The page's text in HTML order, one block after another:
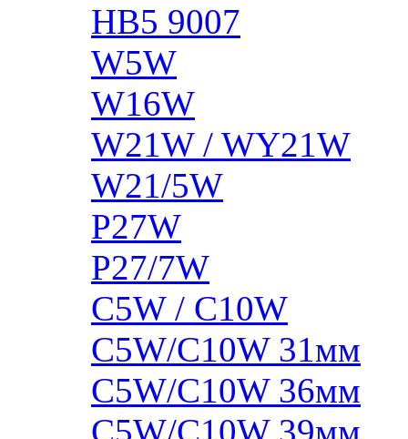
HB5 9007
W5W
W16W
W21W / WY21W
W21/5W
P27W
P27/7W
C5W / C10W
C5W/C10W 31мм
C5W/C10W 36мм
C5W/C10W 39мм